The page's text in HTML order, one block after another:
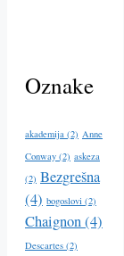
Oznake
akademija (2) Anne
Conway (2) askeza
(2) Bezgrešna
(4) bogoslovi (2)
Chaignon(4)
Descartes (2)